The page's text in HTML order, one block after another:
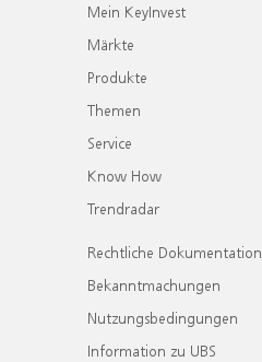
Mein KeyInvest
Märkte
Produkte
Themen
Service
Know How
Trendradar
Rechtliche Dokumentation
Bekanntmachungen
Nutzungsbedingungen
Information zu UBS